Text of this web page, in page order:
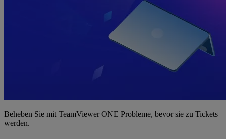
Beheben Sie mit TeamViewer ONE Probleme, bevor sie zu Tickets
werden.